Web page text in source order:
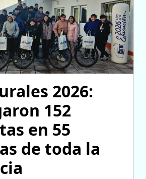
2026:
152
en 55
de toda la